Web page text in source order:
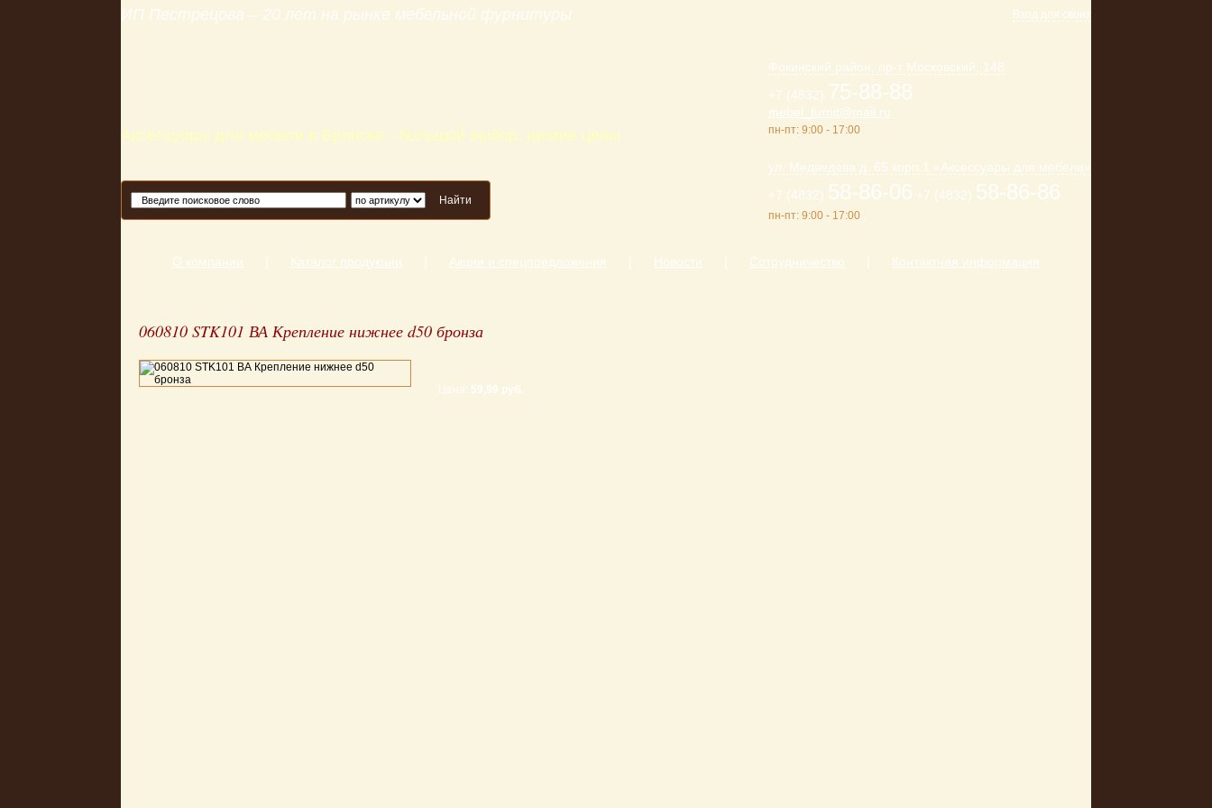
ИП Пестрецова – 20 лет на рынке мебельной фурнитуры
Аксессуары для мебели в Брянске - большой выбор, низкие цены
Вход для своих
Фокинский район, пр-т Московский, 148
+7 (4832) 75-88-88
mebel_furnit@mail.ru
пн-пт: 9:00 - 17:00
ул. Медведева д. 65 корп.1 «Аксессуары для мебели»
+7 (4832) 58-86-06 +7 (4832) 58-86-86
пн-пт: 9:00 - 17:00
Найти
О компании Каталог продукции Акции и спецпредложения Новости Сотрудничество Контактная информация
060810 STK101 ВА Крепление нижнее d50 бронза
Цена: 59,99 руб.